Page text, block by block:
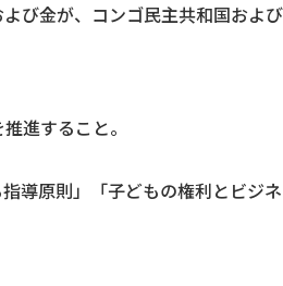
び金が、コンゴ民主共和国およ
進すること。
原則」「子どもの権利とビジ